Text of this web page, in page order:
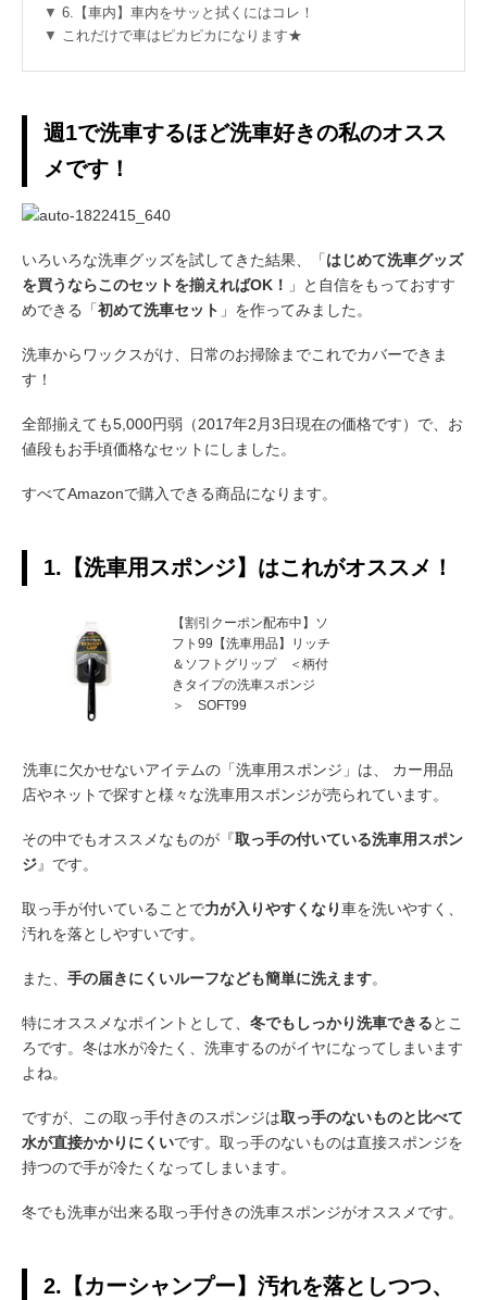
6.【車内】車内をサッと拭くにはコレ！
これだけで車はピカピカになります★
週1で洗車するほど洗車好きの私のオスス
メです！
いろいろな洗車グッズを試してきた結果、「はじめて洗車グッズ
を買うならこのセットを揃えればOK！
」と自信をもっておすす
めできる「初めて洗車セット 」を作ってみました。
洗車からワックスがけ、日常のお掃除までこれでカバーできま
す！
全部揃えても5,000円弱（2017年2月3日現在の価格です）で、お
値段もお手頃価格なセットにしました。
すべてAmazonで購入できる商品になります。
1.【洗車用スポンジ】はこれがオススメ！
【割引クーポン配布中】ソ
フト99【洗車用品】リッチ
＆ソフトグリップ ＜柄付
きタイプの洗車スポンジ
＞ SOFT99
洗車に欠かせないアイテムの「洗車用スポンジ」は、 カー用品
店やネットで探すと様々な洗車用スポンジが売られています。
その中でもオススメなものが『取っ手の付いている洗車用スポン
ジ』です。
取っ手が付いていることで力が入りやすくなり車を洗いやすく、
汚れを落としやすいです。
また、 手の届きにくいルーフなども簡単に洗えます。
特にオススメなポイントとして、 冬でもしっかり洗車できるとこ
ろです。冬は水が冷たく、洗車するのがイヤになってしまいます
よね。
ですが、この取っ手付きのスポンジは取っ手のないものと比べて
水が直接かかりにくいです。取っ手のないものは直接スポンジを
持つので手が冷たくなってしまいます。
冬でも洗車が出来る取っ手付きの洗車スポンジがオススメです。
2.【カーシャンプー】汚れを落としつつ、